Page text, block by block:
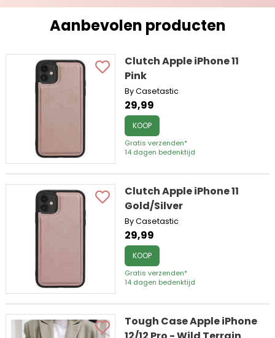
Aanbevolen producten
Clutch Apple iPhone 11
Pink
By Casetastic
29,99
KOOP
Gratis verzenden*
14 dagen bedenktijd
Clutch Apple iPhone 11
Gold/Silver
By Casetastic
29,99
KOOP
Gratis verzenden*
14 dagen bedenktijd
Tough Case Apple iPhone